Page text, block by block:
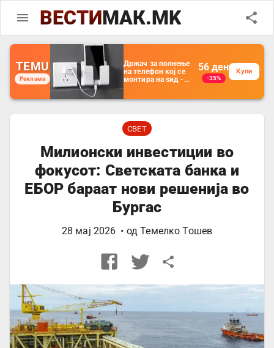
ВЕСТИМАК.MK
TEMU
Реклама
Држач за полнење
на телефон кој се
монтира на ѕид -
организатор за
далечински
управувач
56 ден
-35%
Купи
СВЕТ
Милионски инвестиции во
фокусот: Светската банка и
ЕБОР бараат нови решенија во
Бургас
28 мај 2026 • одТемелко Тошев